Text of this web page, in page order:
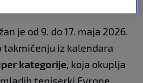
je od 9. do 17. maja 2026.
takmičenju iz kalendara
kategorije, koja okuplja
teniserki Evrope.